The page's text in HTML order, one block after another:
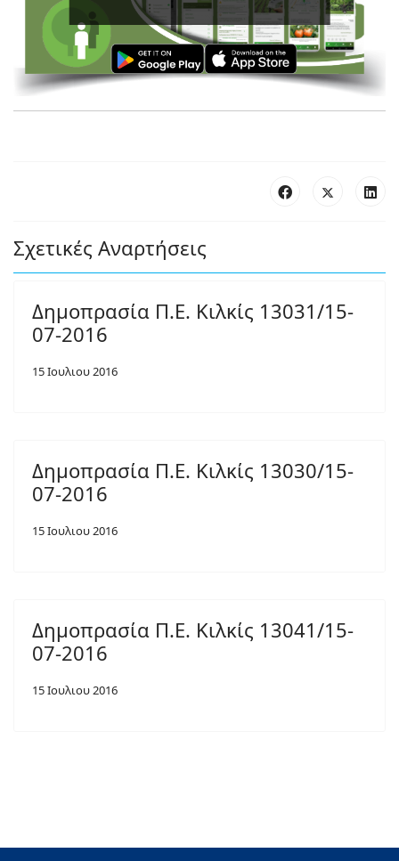
Σχετικές Αναρτήσεις
Δημοπρασία Π.Ε. Κιλκίς 13031/15-
07-2016
15 Ιουλιου 2016
Δημοπρασία Π.Ε. Κιλκίς 13030/15-
07-2016
15 Ιουλιου 2016
Δημοπρασία Π.Ε. Κιλκίς 13041/15-
07-2016
15 Ιουλιου 2016